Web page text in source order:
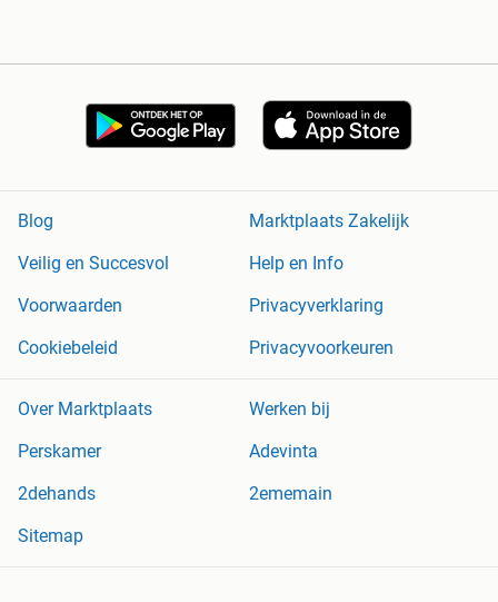
Blog
Marktplaats Zakelijk
Veilig en Succesvol
Help en Info
Voorwaarden
Privacyverklaring
Cookiebeleid
Privacyvoorkeuren
Over Marktplaats
Werken bij
Perskamer
Adevinta
2dehands
2ememain
Sitemap